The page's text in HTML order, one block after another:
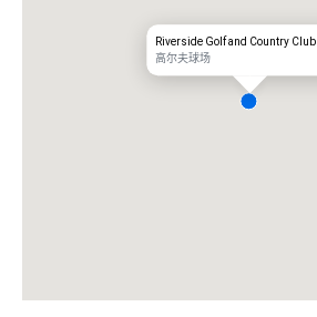
Riverside Golf and Country Club
高尔夫球场